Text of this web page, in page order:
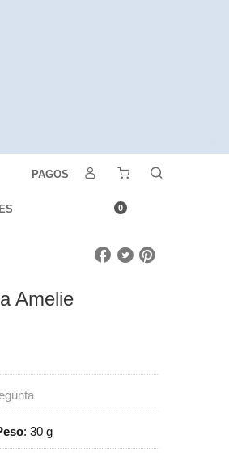
PAGOS
0
Amelie
:30 g